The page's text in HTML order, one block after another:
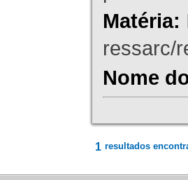
Matéria:
ressarc/
Nome
1 resultados